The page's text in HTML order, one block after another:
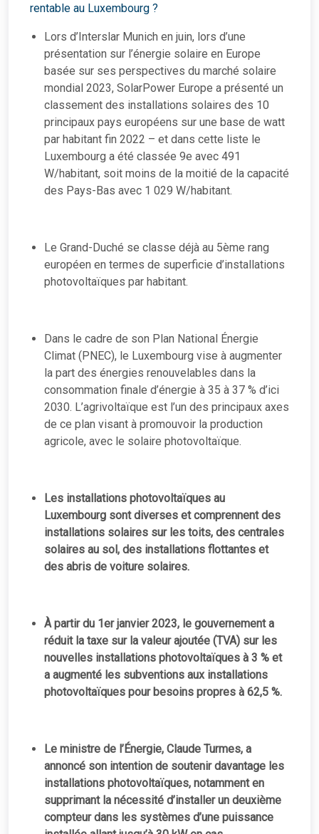
rentable au Luxembourg ?
Lors d’Interslar Munich en juin, lors d’une
présentation sur l’énergie solaire en Europe
basée sur ses perspectives du marché solaire
mondial 2023, SolarPower Europe a présenté un
classement des installations solaires des 10
principaux pays européens sur une base de watt
par habitant fin 2022 – et dans cette liste le
Luxembourg a été classée 9e avec 491
W/habitant, soit moins de la moitié de la capacité
des Pays-Bas avec 1 029 W/habitant.
Le Grand-Duché se classe déjà au 5ème rang
européen en termes de superficie d’installations
photovoltaïques par habitant.
Dans le cadre de son Plan National Énergie
Climat (PNEC), le Luxembourg vise à augmenter
la part des énergies renouvelables dans la
consommation finale d’énergie à 35 à 37 % d’ici
2030. L’agrivoltaïque est l’un des principaux axes
de ce plan visant à promouvoir la production
agricole, avec le solaire photovoltaïque.
Les installations photovoltaïques au
Luxembourg sont diverses et comprennent des
installations solaires sur les toits, des centrales
solaires au sol, des installations flottantes et
des abris de voiture solaires.
À partir du 1er janvier 2023, le gouvernement a
réduit la taxe sur la valeur ajoutée (TVA) sur les
nouvelles installations photovoltaïques à 3 % et
a augmenté les subventions aux installations
photovoltaïques pour besoins propres à 62,5 %.
Le ministre de l’Énergie, Claude Turmes, a
annoncé son intention de soutenir davantage les
installations photovoltaïques, notamment en
supprimant la nécessité d’installer un deuxième
compteur dans les systèmes d’une puissance